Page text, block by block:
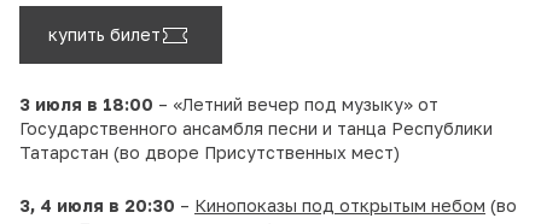
купить билет
3 июля в 18:00 – «Летний вечер под музыку» от
Государственного ансамбля песни и танца Республики
Татарстан (во дворе Присутственных мест)
3, 4 июля в 20:30 – Кинопоказы под открытым небом (во